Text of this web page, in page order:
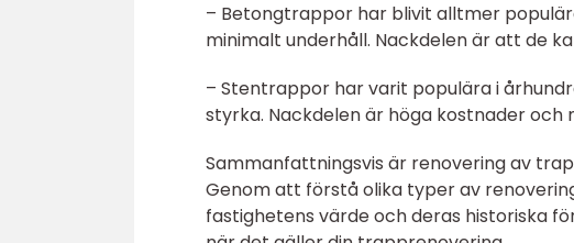
– Betongtrappor har blivit alltmer
minimalt underhåll. Nackdelen är att de
– Stentrappor har varit populära i
styrka. Nackdelen är höga kostnader och
Sammanfattningsvis är renovering av
Genom att förstå olika typer av
fastighetens värde och deras historiska